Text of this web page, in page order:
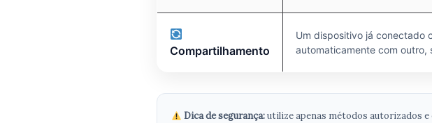
Compartilhamento
Um dispositivo já conectado
automaticamente com outro,
Dica de segurança:utilize apenas métodos autorizados